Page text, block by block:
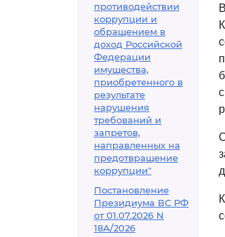
противодействии
коррупции и
обращением в
доход Российской
Федерации
имущества,
приобретенного в
результате
нарушения
требований и
запретов,
направленных на
предотвращение
коррупции"
Постановление
Президиума ВС РФ
от 01.07.2026 N
18А/2026